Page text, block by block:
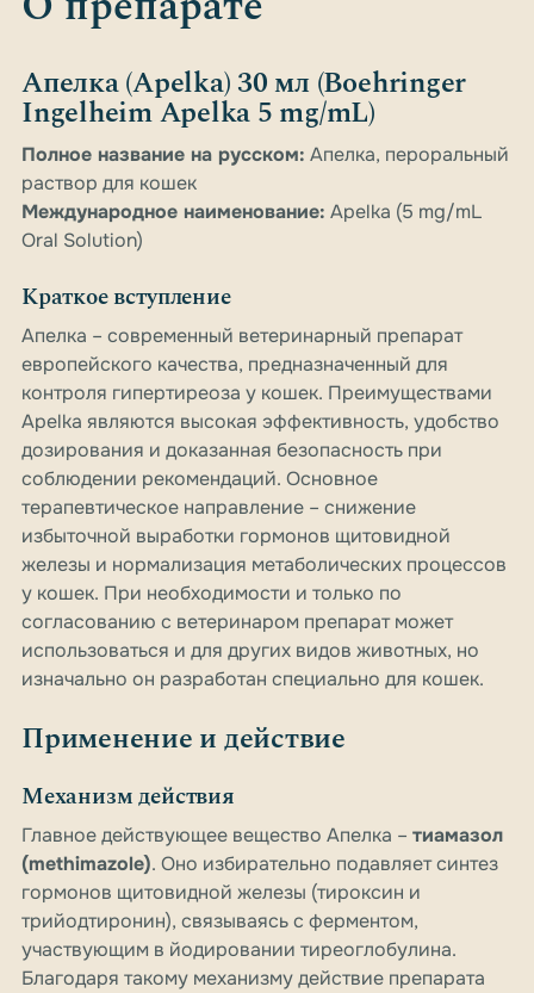
Апелка (Apelka) 30 мл (Boehringer
Ingelheim Apelka 5 mg/mL)
Полное название на русском: Апелка, пероральный
раствор для кошек
Международное наименование: Apelka (5 mg/mL
Oral Solution)
Краткое вступление
Апелка – современный ветеринарный препарат
европейского качества, предназначенный для
контроля гипертиреоза у кошек. Преимуществами
Apelka являются высокая эффективность, удобство
дозирования и доказанная безопасность при
соблюдении рекомендаций. Основное
терапевтическое направление – снижение
избыточной выработки гормонов щитовидной
железы и нормализация метаболических процессов
у кошек. При необходимости и только по
согласованию с ветеринаром препарат может
использоваться и для других видов животных, но
изначально он разработан специально для кошек.
Применение и действие
Механизм действия
Главное действующее вещество Апелка – тиамазол
(methimazole). Оно избирательно подавляет синтез
гормонов щитовидной железы (тироксин и
трийодтиронин), связываясь с ферментом,
участвующим в йодировании тиреоглобулина.
Благодаря такому механизму действие препарата